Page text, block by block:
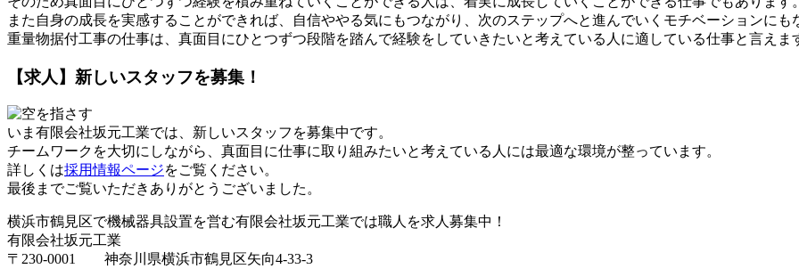
また自身の成長を実感することができれば、自信ややる気にもつながり、次のステップへと進んでいくモチベーションにも
重量物据付工事の仕事は、真面目にひとつずつ段階を踏んで経験をしていきたいと考えている人に適している仕事と言えま
【求人】新しいスタッフを募集！
いま有限会社坂元工業では、新しいスタッフを募集中です。
チームワークを大切にしながら、真面目に仕事に取り組みたいと考えている人には最適な環境が整っています。
詳しくは採用情報ページをご覧ください。
最後までご覧いただきありがとうございました。
横浜市鶴見区で機械器具設置を営む有限会社坂元工業では職人を求人募集中！
有限会社坂元工業
〒230-0001 神奈川県横浜市鶴見区矢向4-33-3